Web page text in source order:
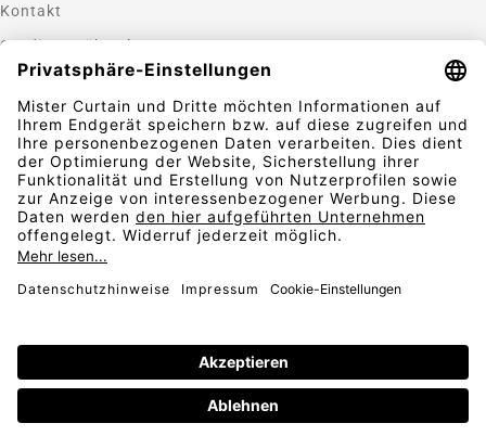
Kontakt
Gardinen nähen lassen
Zahlungsmethoden
Sicherheit
AGBWiderrufsbelehrung